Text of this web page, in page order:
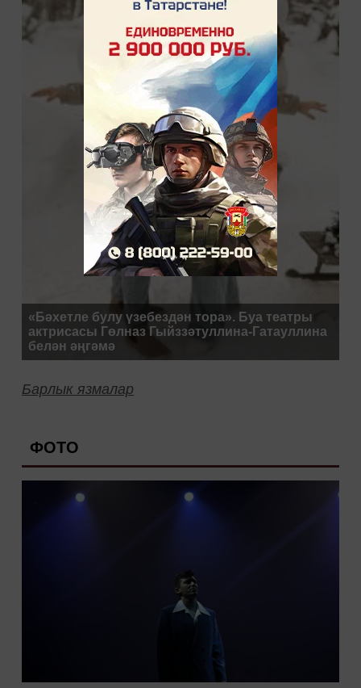
«Бәхетле булу үзебездән тора». Буа театры
актрисасы Гөлназ Гыйззәтуллина-Гатауллина
белән әңгәмә
Барлык язмалар
ФОТО